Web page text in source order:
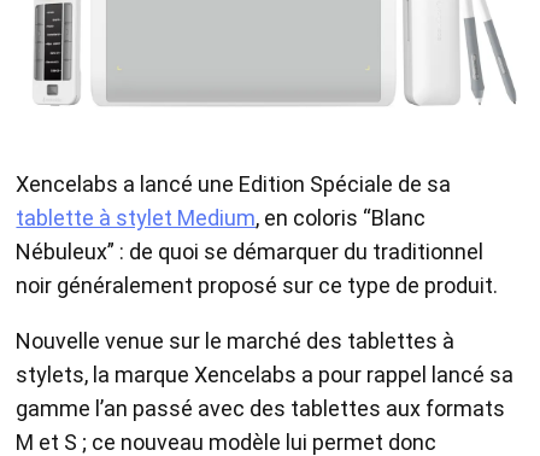
Xencelabs a lancé une Edition Spéciale de sa
tablette à stylet Medium, en coloris “Blanc
Nébuleux” : de quoi se démarquer du traditionnel
noir généralement proposé sur ce type de produit.
Nouvelle venue sur le marché des tablettes à
stylets, la marque Xencelabs a pour rappel lancé sa
gamme l’an passé avec des tablettes aux formats
M et S ; ce nouveau modèle lui permet donc